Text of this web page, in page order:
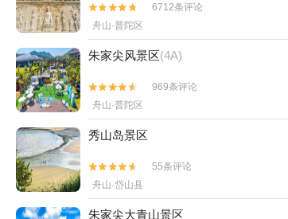


6712条评论
舟山·普陀区
朱家尖风景区(4A)


969条评论
舟山·普陀区
秀山岛景区


55条评论
舟山·岱山县
朱家尖大青山景区